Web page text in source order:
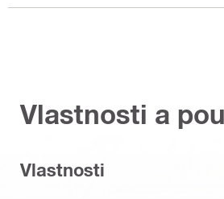
Vlastnosti a
Vlastnosti